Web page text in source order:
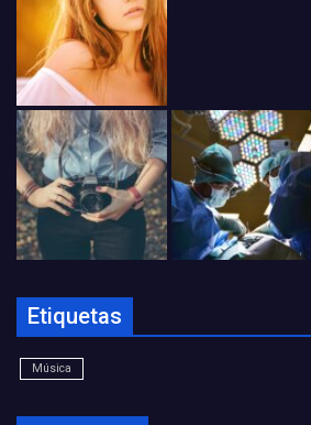
Etiquetas
Música